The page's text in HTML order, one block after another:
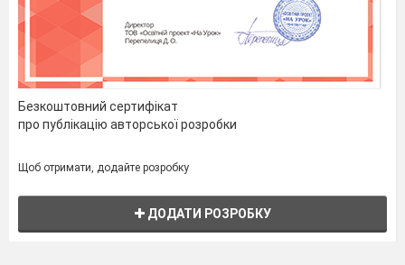
Безкоштовний сертифікат
про публікацію авторської розробки
Щоб отримати, додайте розробку
ДОДАТИ РОЗРОБКУ